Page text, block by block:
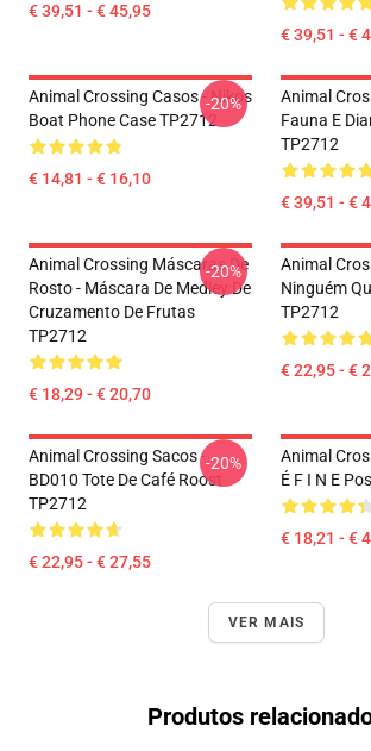
€ 39,51 - € 45,95
€ 39,51 - €
Animal Crossing Casos - Nikos
Boat Phone Case TP2712
€ 14,81 - € 16,10
-20%
Animal
Fauna E
TP2712
€ 39,51 - €
Animal Crossing Máscaras De
Rosto - Máscara De Medley De
Cruzamento De Frutas
TP2712
€ 18,29 - € 20,70
-20%
Animal
Ninguém
TP2712
€ 22,95 - €
Animal Crossing Sacos -
BD010 Tote De Café Roost
TP2712
€ 22,95 - € 27,55
-20%
Animal
É F I N E
€ 18,21 - €
VER MAIS
Produtos